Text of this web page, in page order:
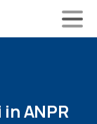
inANPR